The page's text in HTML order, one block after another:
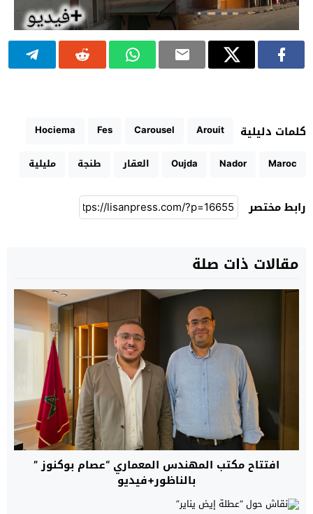
كلمات دليلية Arouit
Carousel
Fes
Hociema
Maroc
Nador
Oujda العقار طنجة مليلية
رابط مختصر
مقالات ذات صلة
افتتاح مكتب المهندس المعماري “عصام بوكنوز ”
بالناظور+فيديو